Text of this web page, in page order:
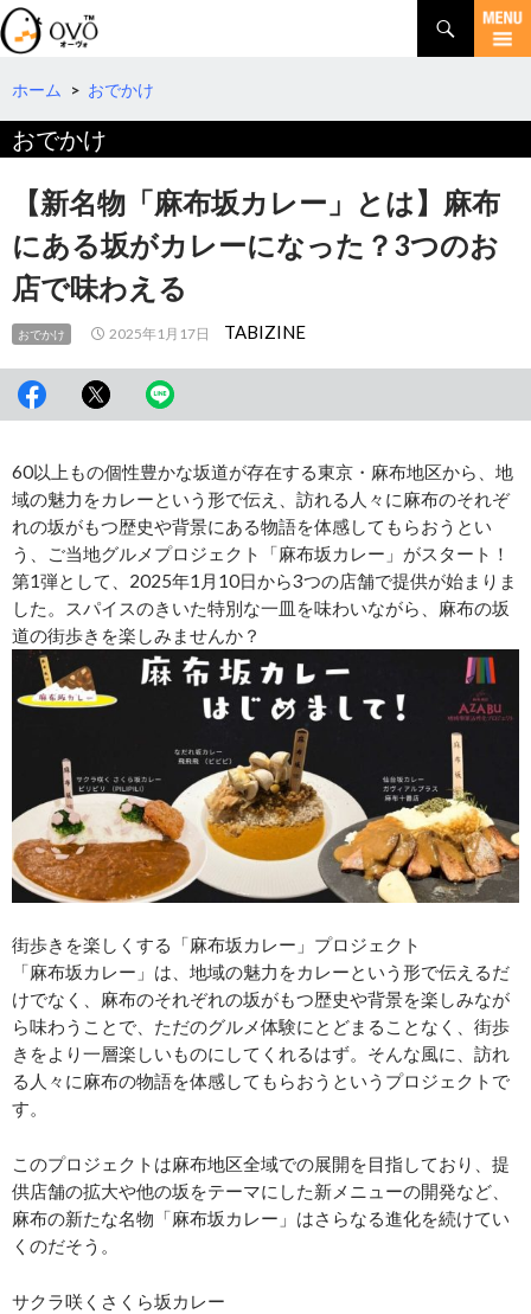
検
索
コ
テ
ツ
へ
ホーム > おでかけ
おでかけ
【新名物「麻布坂カレー」とは】麻布
にある坂がカレーになった？3つのお
店で味わえる
おでかけ 2025年1月17日 TABIZINE
60以上もの個性豊かな坂道が存在する東京・麻布地区から、地
域の魅力をカレーという形で伝え、訪れる人々に麻布のそれぞ
れの坂がもつ歴史や背景にある物語を体感してもらおうとい
う、ご当地グルメプロジェクト「麻布坂カレー」がスタート！
第1弾として、2025年1月10日から3つの店舗で提供が始まりま
した。スパイスのきいた特別な一皿を味わいながら、麻布の坂
道の街歩きを楽しみませんか？
街歩きを楽しくする「麻布坂カレー」プロジェクト
「麻布坂カレー」は、地域の魅力をカレーという形で伝えるだ
けでなく、麻布のそれぞれの坂がもつ歴史や背景を楽しみなが
ら味わうことで、ただのグルメ体験にとどまることなく、街歩
きをより一層楽しいものにしてくれるはず。そんな風に、訪れ
る人々に麻布の物語を体感してもらおうというプロジェクトで
す。
このプロジェクトは麻布地区全域での展開を目指しており、提
供店舗の拡大や他の坂をテーマにした新メニューの開発など、
麻布の新たな名物「麻布坂カレー」はさらなる進化を続けてい
くのだそう。
サクラ咲くさくら坂カレー